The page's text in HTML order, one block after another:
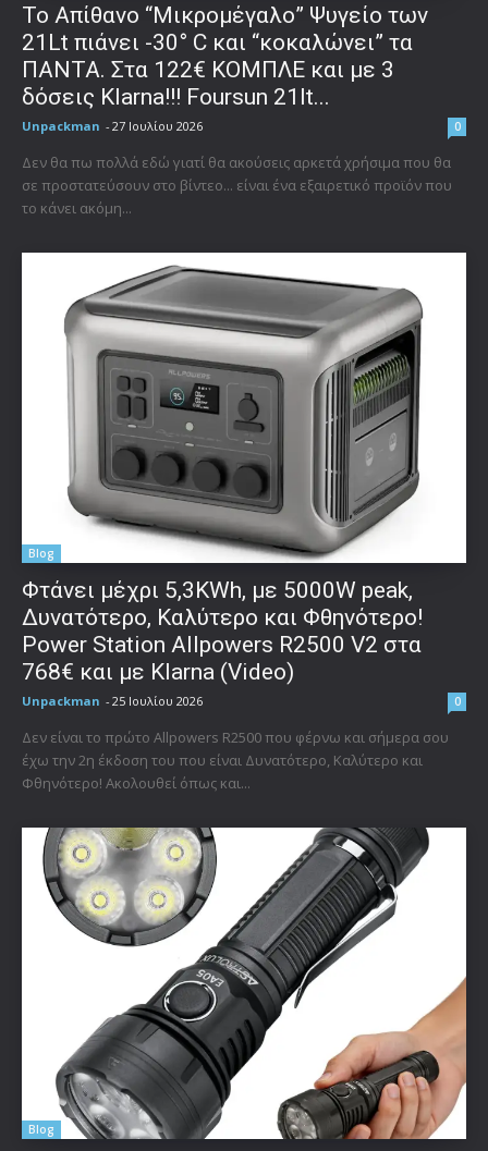
Το Απίθανο “Μικρομέγαλο” Ψυγείο των
21Lt πιάνει -30° C και “κοκαλώνει” τα
ΠΑΝΤΑ. Στα 122€ ΚΟΜΠΛΕ και με 3
δόσεις Klarna!!! Foursun 21lt...
Unpackman - 27 Ιουλίου 2026 0
Δεν θα πω πολλά εδώ γιατί θα ακούσεις αρκετά χρήσιμα που θα
σε προστατεύσουν στο βίντεο... είναι ένα εξαιρετικό προϊόν που
το κάνει ακόμη...
Blog
Φτάνει μέχρι 5,3KWh, με 5000W peak,
Δυνατότερο, Καλύτερο και Φθηνότερο!
Power Station Allpowers R2500 V2 στα
768€ και με Klarna (Video)
Unpackman - 25 Ιουλίου 2026 0
Δεν είναι το πρώτο Allpowers R2500 που φέρνω και σήμερα σου
έχω την 2η έκδοση του που είναι Δυνατότερο, Καλύτερο και
Φθηνότερο! Ακολουθεί όπως και...
Blog